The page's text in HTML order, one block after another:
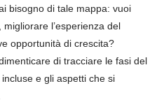
bisogno di tale mappa: vuoi
l’esperienza del
opportunità di crescita?
di tracciare le fasi del
e gli aspetti che si